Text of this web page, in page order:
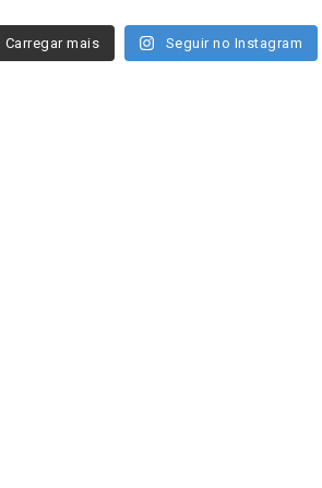
Carregar mais Seguir no Instagram